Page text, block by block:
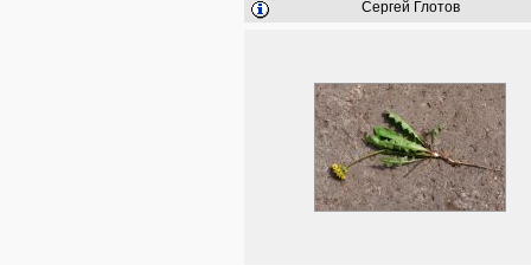
Сергей Глотов